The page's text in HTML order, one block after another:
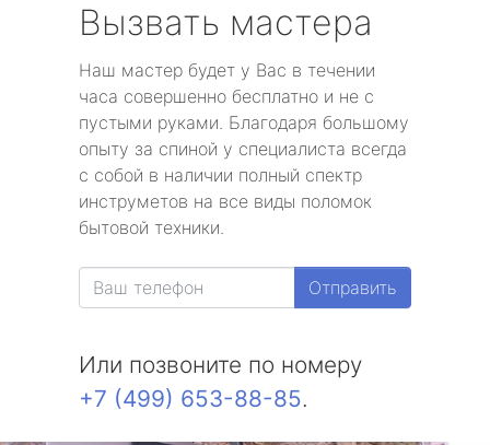
Вызвать мастера
Наш мастер будет у Вас в течении
часа совершенно бесплатно и не с
пустыми руками. Благодаря большому
опыту за спиной у специалиста всегда
с собой в наличии полный спектр
инструметов на все виды поломок
бытовой техники.
Отправить
Или позвоните по номеру
+7 (499) 653-88-85.